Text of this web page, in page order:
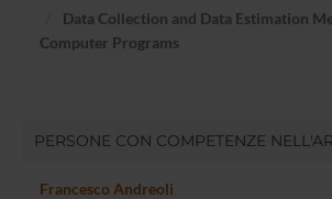
Data Collection and Data Estimation
Computer Programs
PERSONE CON COMPETENZE
Francesco Andreoli